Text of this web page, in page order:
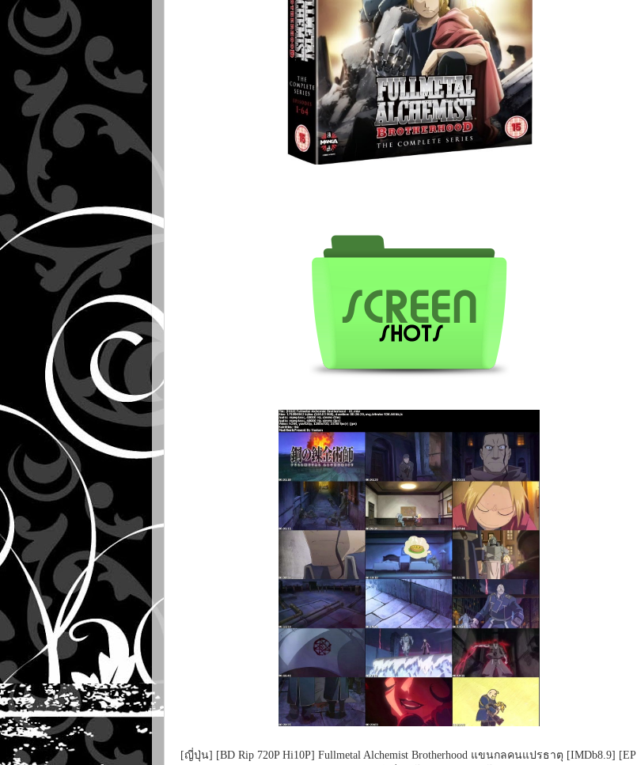
[ญี่ปุ่น] [BD Rip 720P Hi10P] Fullmetal Alchemist Brotherhood แขนกลคนแปรธาตุ [IMDb8.9] [EP